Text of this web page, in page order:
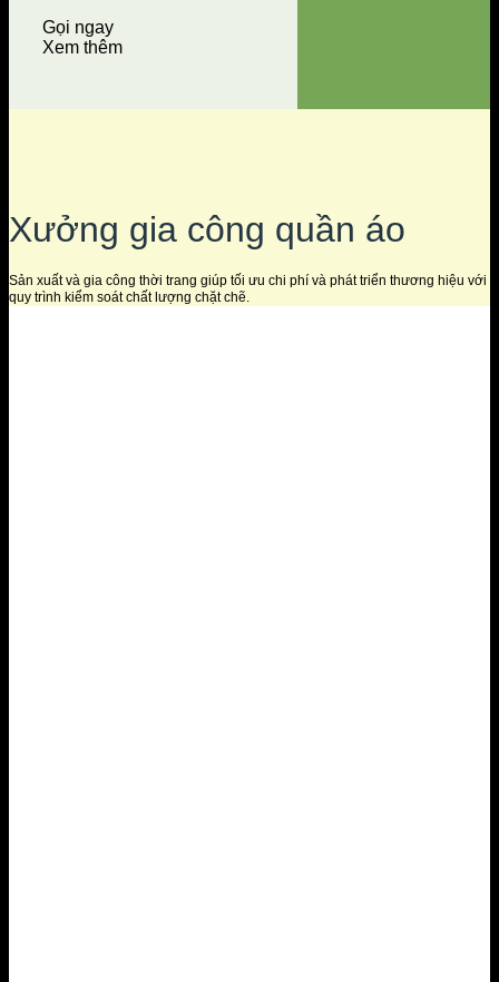
Gọi ngay
Xem thêm
Xưởng gia công quần áo
Sản xuất và gia công thời trang giúp tối ưu chi phí và phát triển thương hiệu với
quy trình kiểm soát chất lượng chặt chẽ.